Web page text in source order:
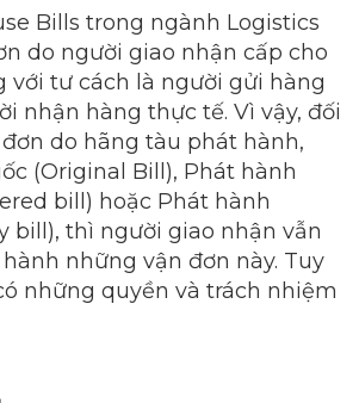
Bills trong ngành Logistics
do người giao nhận cấp cho
với tư cách là người gửi hàng
nhận hàng thực tế. Vì vậy, đối
do hãng tàu phát hành,
(Original Bill), Phát hành
bill) hoặc Phát hành
bill), thì người giao nhận vẫn
những vận đơn này. Tuy
những quyền và trách nhiệm